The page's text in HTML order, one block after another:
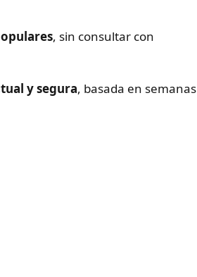
, sin consultar con
y segura, basada en semanas